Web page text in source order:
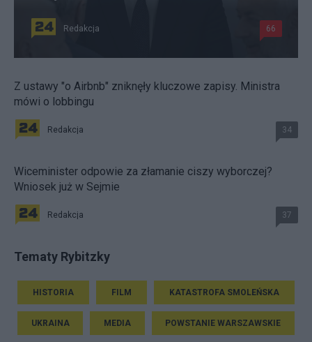
Redakcja 66
Z ustawy "o Airbnb" zniknęły kluczowe zapisy. Ministra
mówi o lobbingu
Redakcja 34
Wiceminister odpowie za złamanie ciszy wyborczej?
Wniosek już w Sejmie
Redakcja 37
Tematy Rybitzky
HISTORIA FILM KATASTROFA SMOLEŃSKA
UKRAINA MEDIA POWSTANIE WARSZAWSKIE